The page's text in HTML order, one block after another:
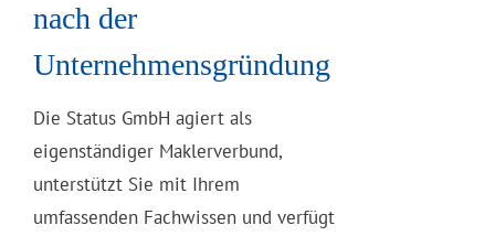
nach der
Unternehmensgründung
Die Status GmbH agiert als
eigenständiger Maklerverbund,
unterstützt Sie mit Ihrem
umfassenden Fachwissen und verfügt